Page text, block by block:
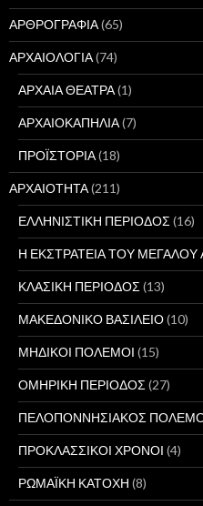
ΑΡΘΡΟΓΡΑΦΙΑ(65)
ΑΡΧΑΙΟΛΟΓΙΑ(74)
ΑΡΧΑΙΑ ΘΕΑΤΡΑ(1)
ΑΡΧΑΙΟΚΑΠΗΛΙΑ(7)
ΠΡΟΪΣΤΟΡΙΑ(18)
ΑΡΧΑΙΟΤΗΤΑ(211)
ΕΛΛΗΝΙΣΤΙΚΗ ΠΕΡΙΟΔΟΣ (16)
Η ΕΚΣΤΡΑΤΕΙΑ ΤΟΥ
ΚΛΑΣΙΚΗ ΠΕΡΙΟΔΟΣ (13)
ΜΑΚΕΔΟΝΙΚΟ ΒΑΣΙΛΕΙΟ(10)
ΜΗΔΙΚΟΙ ΠΟΛΕΜΟΙ (15)
ΟΜΗΡΙΚΗ ΠΕΡΙΟΔΟΣ (27)
ΠΕΛΟΠΟΝΝΗΣΙΑΚΟΣ
ΠΡΟΚΛΑΣΣΙΚΟΙ ΧΡΟΝΟΙ (4)
ΡΩΜΑΪΚΗ ΚΑΤΟΧΗ (8)